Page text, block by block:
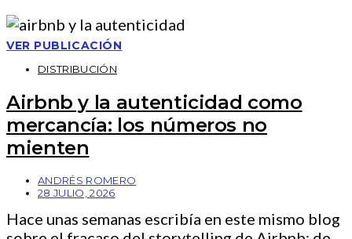
VER PUBLICACIÓN
DISTRIBUCIÓN
Airbnb y la autenticidad como
mercancía: los números no
mienten
ANDRÉS ROMERO
28 JULIO, 2026
Hace unas semanas escribía en este mismo blog